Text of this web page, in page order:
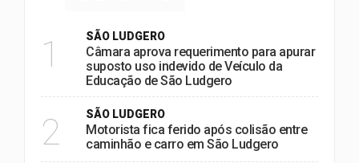
1 SÃO LUDGERO
Câmara aprova requerimento para apurar
suposto uso indevido de Veículo da
Educação de São Ludgero
2 SÃO LUDGERO
Motorista fica ferido após colisão entre
caminhão e carro em São Ludgero